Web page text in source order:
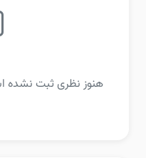
هنوز نظری ثبت نشده